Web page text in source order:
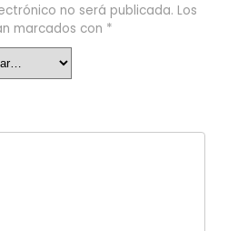
no será publicada. Los
marcados con *